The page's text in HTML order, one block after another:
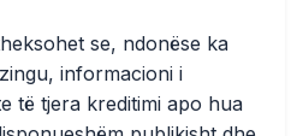
se, ndonëse ka
informacioni i
të tjera kreditimi apo hua